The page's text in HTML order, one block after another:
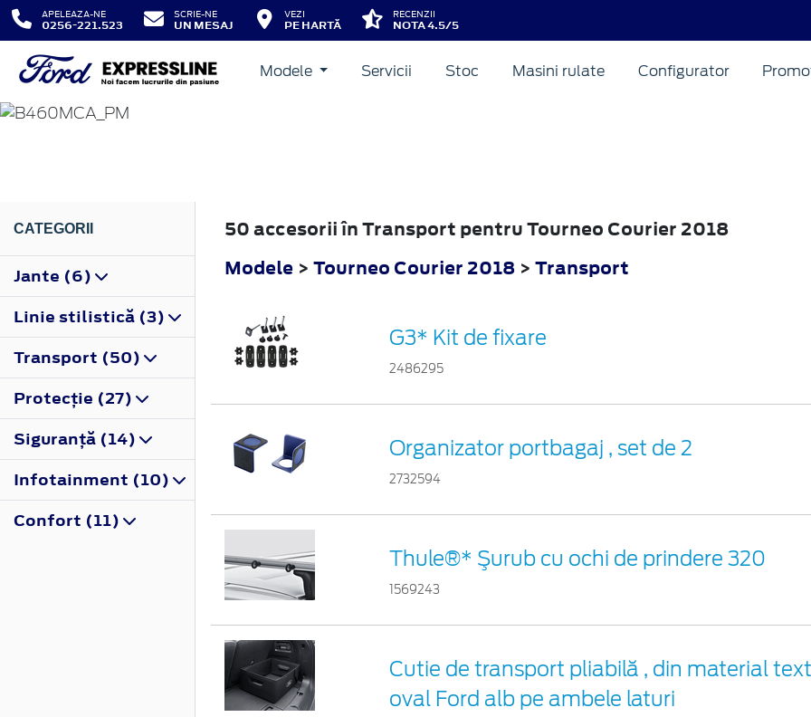
APELEAZA-NE
0256-221.523
SCRIE-NE
UN MESAJ
VEZI
PE HARTĂ
RECENZII
NOTA 4.5/5
Modele Servicii Stoc Masini rulate Configurator
TOURNEO COURIER
CATEGORII
Jante (6)
Linie stilistică (3)
Transport (50)
Protecţie (27)
Siguranţă (14)
Infotainment (10)
Confort (11)
50 accesorii în Transport pentru Tourneo Courier 2018
Modele > Tourneo Courier 2018 > Transport
G3* Kit de fixare
2486295
Organizator portbagaj , set de 2
2732594
Thule®* Şurub cu ochi de prindere 320
1569243
Cutie de transport pliabilă , din material
oval Ford alb pe ambele laturi